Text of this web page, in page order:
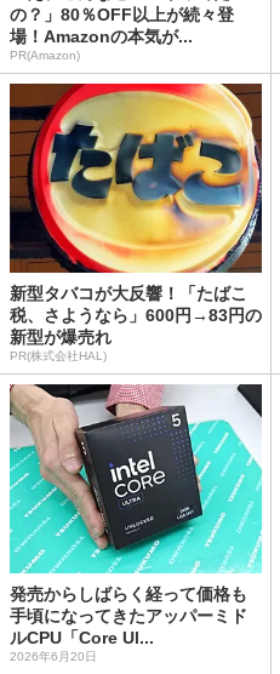
の？」80％OFF以上が続々登
場！Amazonの本気が...
PR(Amazon)
新型タバコが大反響！「たばこ
税、さようなら」600円→83円の
新型が爆売れ
PR(株式会社HAL)
発売からしばらく経って価格も
手頃になってきたアッパーミド
ルCPU「Core Ul...
2026年6月20日